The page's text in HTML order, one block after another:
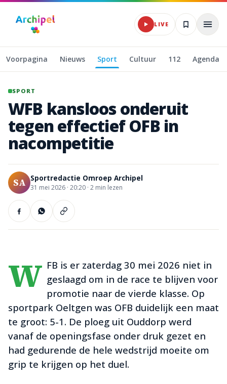
Naar hoofdinhoud
LIVE
Voorpagina Nieuws Sport Cultuur 112 Agenda
SPORT
WFB kansloosonderuit
tegeneffectief OFB in
nacompetitie
SA Sportredactie Omroep Archipel
31 mei 2026 · 20:20 · 2 min lezen
W FB is er zaterdag 30 mei 2026 niet in
geslaagd om in de race te blijven voor
promotie naar de vierde klasse. Op
sportpark Oeltgen was OFB duidelijk een maat
te groot: 5-1. De ploeg uit Ouddorp werd
vanaf de openingsfase onder druk gezet en
had gedurende de hele wedstrijd moeite om
grip te krijgen op het duel.